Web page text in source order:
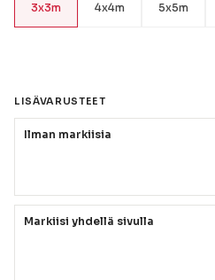
3x3m 4x4m 5x5m
LISÄVARUSTEET
Ilman markiisia
Markiisi yhdellä sivulla